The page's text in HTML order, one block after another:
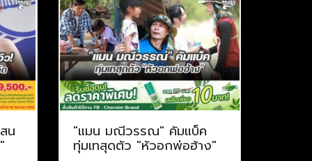
น "แมน มณีวรรณ" คัมแบ็ค
ทุ่มเทสุดตัว "หัวอกพ่อฮ้าง"